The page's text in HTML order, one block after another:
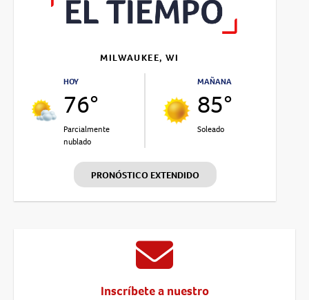
MILWAUKEE, WI
HOY
76°
Parcialmente
nublado
MAÑANA
85°
Soleado
PRONÓSTICO EXTENDIDO
Inscríbete a nuestro